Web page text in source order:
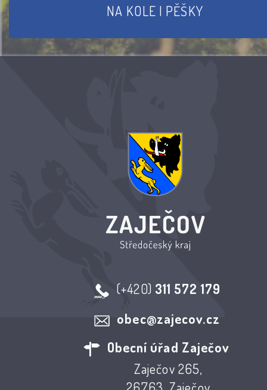
NA KOLE I PĚŠKY
(+420) 311 572 179
obec@zajecov.cz
Obecní úřad Zaječov
Zaječov 265,